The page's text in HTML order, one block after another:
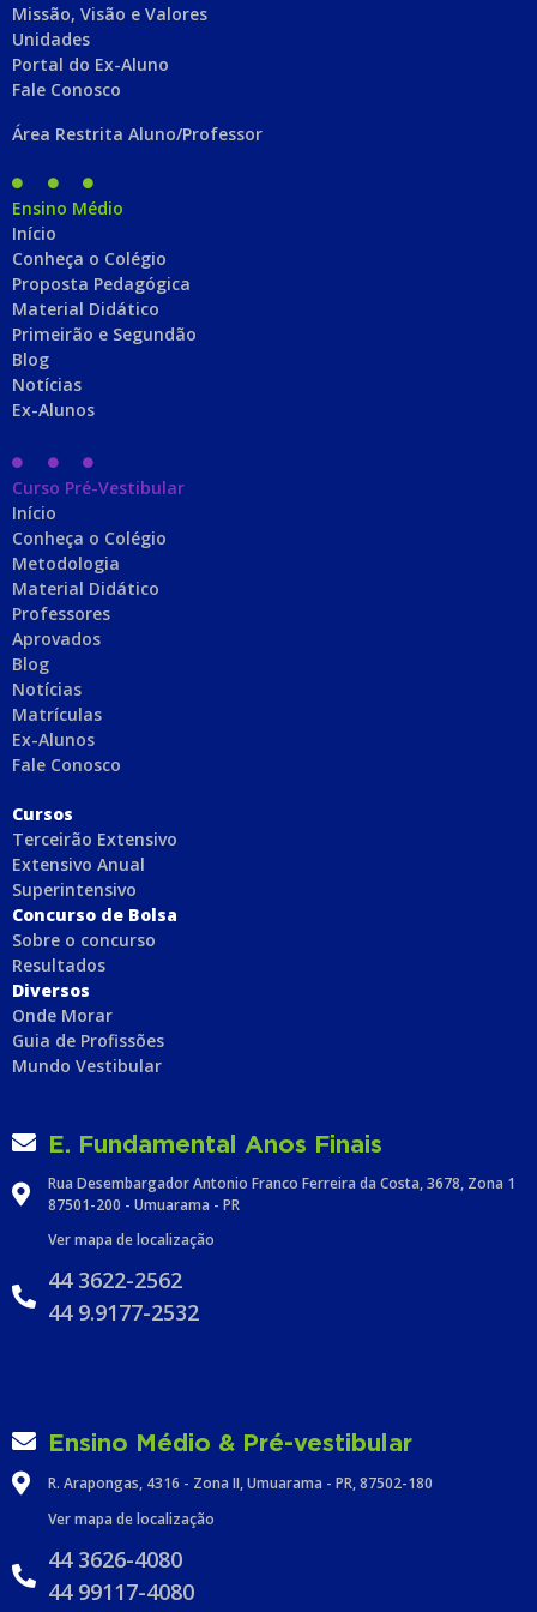
Missão, Visão e Valores
Unidades
Portal do Ex-Aluno
Fale Conosco
Área Restrita Aluno/Professor
Ensino Médio
Início
Conheça o Colégio
Proposta Pedagógica
Material Didático
Primeirão e Segundão
Blog
Notícias
Ex-Alunos
Curso Pré-Vestibular
Início
Conheça o Colégio
Metodologia
Material Didático
Professores
Aprovados
Blog
Notícias
Matrículas
Ex-Alunos
Fale Conosco
Cursos
Terceirão Extensivo
Extensivo Anual
Superintensivo
Concurso de Bolsa
Sobre o concurso
Resultados
Diversos
Onde Morar
Guia de Profissões
Mundo Vestibular
E. Fundamental Anos Finais
Rua Desembargador Antonio Franco Ferreira da Costa, 3678, Zona 1
87501-200 - Umuarama - PR
Ver mapa de localização
44 3622-2562
44 9.9177-2532
Ensino Médio & Pré-vestibular
R. Arapongas, 4316 - Zona II, Umuarama - PR, 87502-180
Ver mapa de localização
44 3626-4080
44 99117-4080